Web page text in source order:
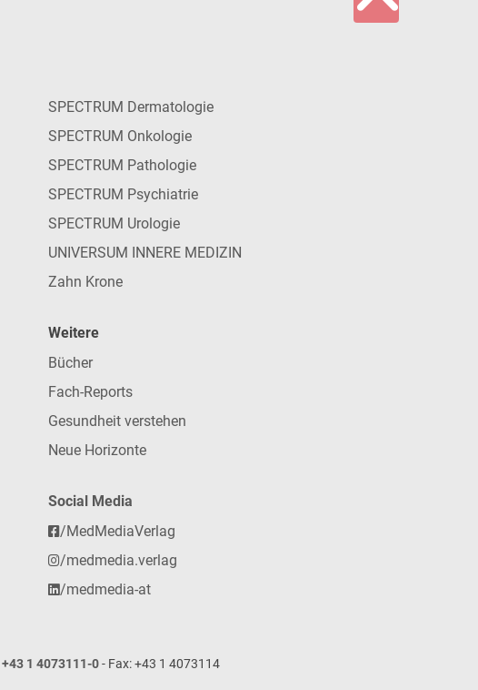
SPECTRUM Dermatologie
SPECTRUM Onkologie
SPECTRUM Pathologie
SPECTRUM Psychiatrie
SPECTRUM Urologie
UNIVERSUM INNERE MEDIZIN
Zahn Krone
Weitere
Bücher
Fach-Reports
Gesundheit verstehen
Neue Horizonte
Social Media
/MedMediaVerlag
/medmedia.verlag
/medmedia-at
+43 1 4073111-0- Fax: +43 1 4073114